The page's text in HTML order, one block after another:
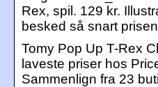
Rex, spil. 129 kr.
besked så snart
Tomy Pop Up T-Rex
laveste priser hos
Sammenlign fra 23